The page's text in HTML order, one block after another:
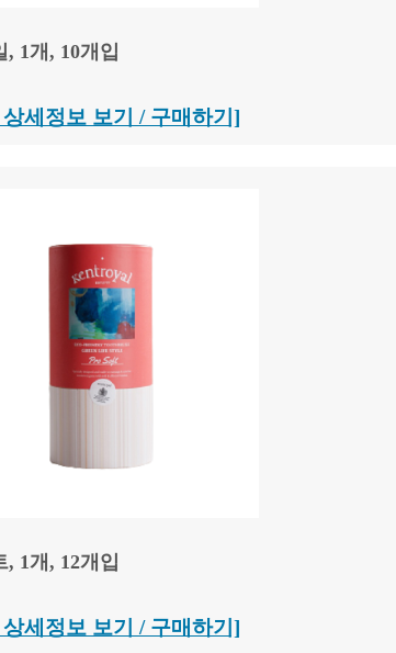
1개, 10개입
세정보 보기 / 구매하기]
1개, 12개입
세정보 보기 / 구매하기]